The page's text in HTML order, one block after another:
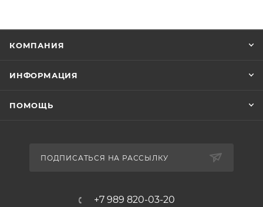
КОМПАНИЯ
ИНФОРМАЦИЯ
ПОМОЩЬ
ПОДПИСАТЬСЯ НА РАССЫЛКУ
+7 989 820-03-20